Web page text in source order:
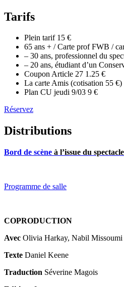
Tarifs
Plein tarif 15 €
65 ans + / Carte prof FWB /
– 30 ans, professionnel du
– 20 ans, étudiant d’un
Coupon Article 27 1.25 €
La carte Amis (cotisation 55 €)
Plan CU jeudi 9/03 9 €
Réservez
Distributions
Bord de scène à l’issue du
Programme de salle
COPRODUCTION
Avec Olivia Harkay, Nabil Missoumi
Texte Daniel Keene
Traduction Séverine Magois